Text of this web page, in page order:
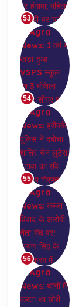
53
54
55
56